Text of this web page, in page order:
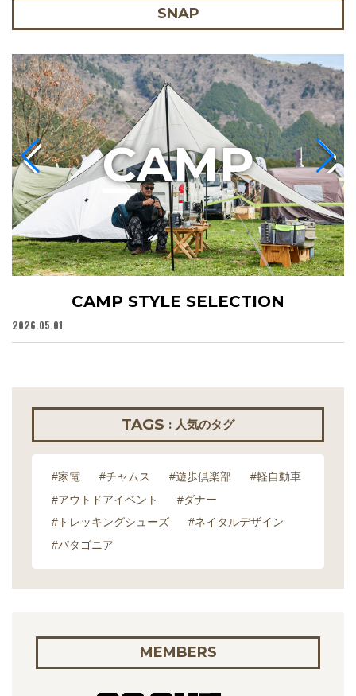
SNAP
CAMP STYLE SELECTION
2026.05.01
CAMP
TAGS : 人気のタグ
#家電 #チャムス #遊歩倶楽部
#軽自動車
#アウトドアイベント
#ダナー
#トレッキングシューズ
#ネイタルデザイン
#パタゴニア
MEMBERS